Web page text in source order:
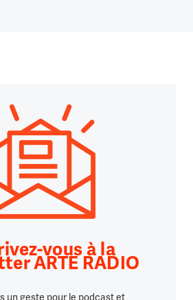
vous à la
ARTE RADIO
un geste pour le podcast et